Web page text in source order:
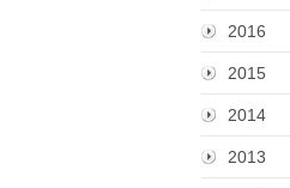
2016
2015
2014
2013